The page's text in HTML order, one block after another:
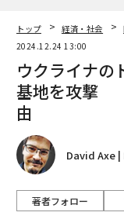
トップ 経済・社会
2024.12.24 13:00
ウクライナの
基地を攻撃
由
David Axe
著者フォロー